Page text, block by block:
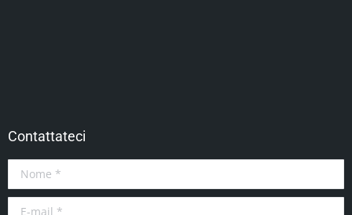
Contattateci
Nome *
E-mail *